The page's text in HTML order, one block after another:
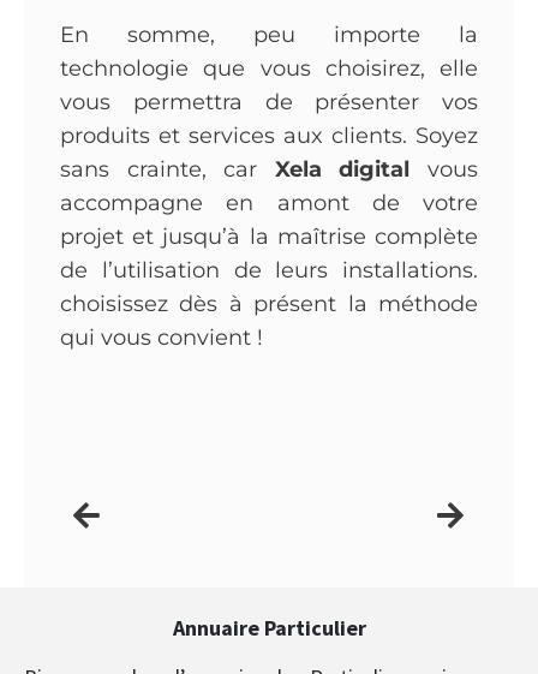
En somme, peu importe la
technologie que vous choisirez, elle
vous permettra de présenter vos
produits et services aux clients. Soyez
sans crainte, car Xela digital vous
accompagne en amont de votre
projet et jusqu’à la maîtrise complète
de l’utilisation de leurs installations.
choisissez dès à présent la méthode
qui vous convient !
Annuaire Particulier